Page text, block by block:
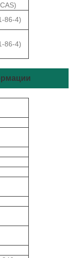
86-4)
86-4)